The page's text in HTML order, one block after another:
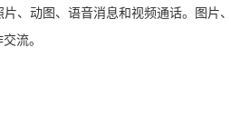
片、动图、语音消息和视频通话。图片
流。